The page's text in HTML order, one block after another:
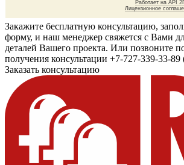
Закажите бесплатную консультацию,
форму, и наш менеджер свяжется с Вами
деталей Вашего проекта. Или позвоните
получения консультации +7-727-339-33-
Заказать консультацию